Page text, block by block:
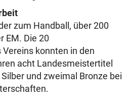
zum Handball, über 200
EM. Die 20
konnten in den
acht Landesmeistertitel
und zweimal Bronze bei